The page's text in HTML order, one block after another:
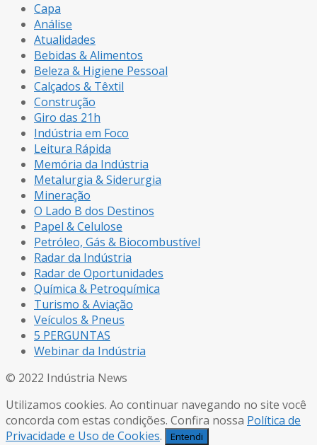
Capa
Análise
Atualidades
Bebidas & Alimentos
Beleza & Higiene Pessoal
Calçados & Têxtil
Construção
Giro das 21h
Indústria em Foco
Leitura Rápida
Memória da Indústria
Metalurgia & Siderurgia
Mineração
O Lado B dos Destinos
Papel & Celulose
Petróleo, Gás & Biocombustível
Radar da Indústria
Radar de Oportunidades
Química & Petroquímica
Turismo & Aviação
Veículos & Pneus
5 PERGUNTAS
Webinar da Indústria
© 2022 Indústria News
Utilizamos cookies. Ao continuar navegando no site você
concorda com estas condições. Confira nossa Política de
Privacidade e Uso de Cookies. Entendi